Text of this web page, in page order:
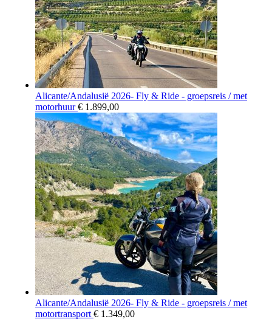
Alicante/Andalusië 2026- Fly & Ride - groepsreis / met
motorhuur € 1.899,00
Alicante/Andalusië 2026- Fly & Ride - groepsreis / met
motortransport € 1.349,00